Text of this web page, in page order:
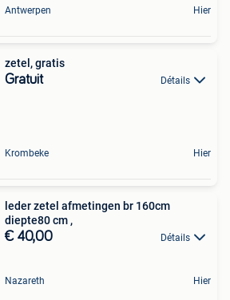
Antwerpen Hier
zetel, gratis
Gratuit Détails
Krombeke Hier
leder zetel afmetingen br 160cm
diepte80 cm ,
€ 40,00 Détails
Nazareth Hier